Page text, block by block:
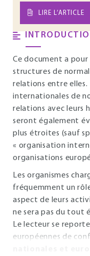
LIRE L’ARTICLE
Ce document a
structures de
relations entre elles.
internationales de
relations avec leurs
seront également
plus étroites (sauf
« organisation
organisations
Les organismes
fréquemment un
aspect de leurs
ne sera pas du tout
Le lecteur se
européennes de